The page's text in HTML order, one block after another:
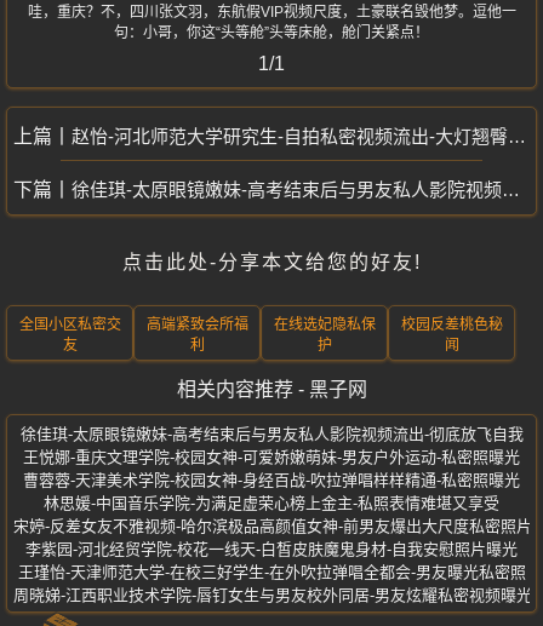
哇，重庆？不，四川张文羽，东航假VIP视频尺度，土豪联名毁他梦。逗他一
句：小哥，你这“头等舱”头等床舱，舱门关紧点！
1/1
赵怡-河北师范大学研究生-自拍私密视频流出-大灯翘臀眼睛妹-浪叫不止超诱人
徐佳琪-太原眼镜嫩妹-高考结束后与男友私人影院视频流出-彻底放飞自我
点击此处-分享本文给您的好友!
全国小区私密交
友
高端紧致会所福
利
在线选妃隐私保
护
校园反差桃色秘
闻
相关内容推荐 - 黑子网
徐佳琪-太原眼镜嫩妹-高考结束后与男友私人影院视频流出-彻底放飞自我
王悦娜-重庆文理学院-校园女神-可爱娇嫩萌妹-男友户外运动-私密照曝光
曹蓉蓉-天津美术学院-校园女神-身经百战-吹拉弹唱样样精通-私密照曝光
林思媛-中国音乐学院-为满足虚荣心榜上金主-私照表情难堪又享受
宋婷-反差女友不雅视频-哈尔滨极品高颜值女神-前男友爆出大尺度私密照片
李紫园-河北经贸学院-校花一线天-白皙皮肤魔鬼身材-自我安慰照片曝光
王瑾怡-天津师范大学-在校三好学生-在外吹拉弹唱全都会-男友曝光私密照
周晓娣-江西职业技术学院-唇钉女生与男友校外同居-男友炫耀私密视频曝光